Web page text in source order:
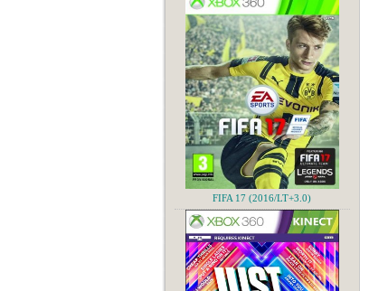
FIFA 17 (2016/LT+3.0)